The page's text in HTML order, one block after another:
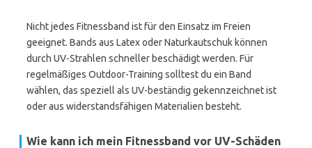
Nicht jedes Fitnessband ist für den Einsatz im Freien
geeignet. Bands aus Latex oder Naturkautschuk können
durch UV-Strahlen schneller beschädigt werden. Für
regelmäßiges Outdoor-Training solltest du ein Band
wählen, das speziell als UV-beständig gekennzeichnet ist
oder aus widerstandsfähigen Materialien besteht.
Wie kann ich mein Fitnessband vor UV-Schäden